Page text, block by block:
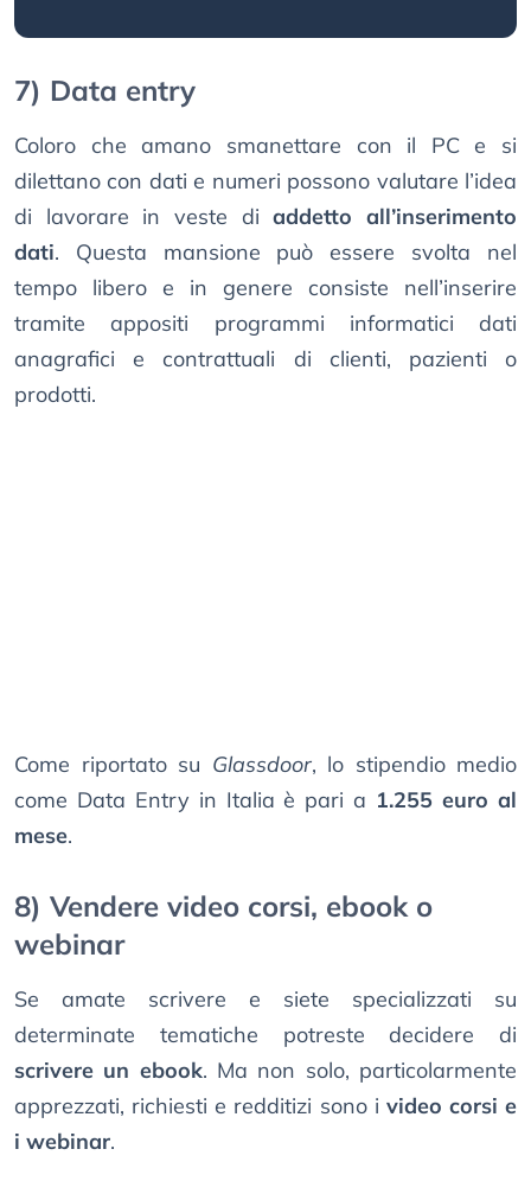
7) Data entry
Coloro che amano smanettare con il PC e si
dilettano con dati e numeri possono valutare l’idea
di lavorare in veste diaddetto all’inserimento
dati. Questa mansione può essere svolta nel
tempo libero e in genere consiste nell’inserire
tramite appositi programmi informatici dati
anagrafici e contrattuali di clienti, pazienti o
prodotti.
Come riportato su Glassdoor, lo stipendio medio
come Data Entry in Italia è pari a 1.255 euro al
mese.
8) Vendere video corsi, ebook o
webinar
Se amate scrivere e siete specializzati su
determinate tematiche potreste decidere di
scrivere un ebook. Ma non solo, particolarmente
apprezzati, richiesti e redditizi sono i video corsi e
i webinar.